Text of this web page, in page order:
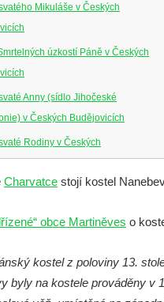
Mikuláše v Českých
úzkostí Páně v Českých
Anny (sídlo Jihočeské
v Českých Budějovicích
Rodiny v Českých
Panny Marie u kláštera
křižovatce ulic Budějovická a
v Kamenném Újezdě
Charvatce stojí kostel
obce Martiněves o
kostel z poloviny 13.
byly na kostele prováděny v